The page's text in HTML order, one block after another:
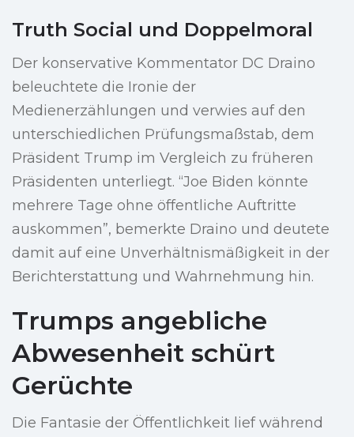
Truth Social und Doppelmoral
Der konservative Kommentator DC Draino
beleuchtete die Ironie der
Medienerzählungen und verwies auf den
unterschiedlichen Prüfungsmaßstab, dem
Präsident Trump im Vergleich zu früheren
Präsidenten unterliegt. “Joe Biden könnte
mehrere Tage ohne öffentliche Auftritte
auskommen”, bemerkte Draino und deutete
damit auf eine Unverhältnismäßigkeit in der
Berichterstattung und Wahrnehmung hin.
Trumps angebliche
Abwesenheit schürt
Gerüchte
Die Fantasie der Öffentlichkeit lief während